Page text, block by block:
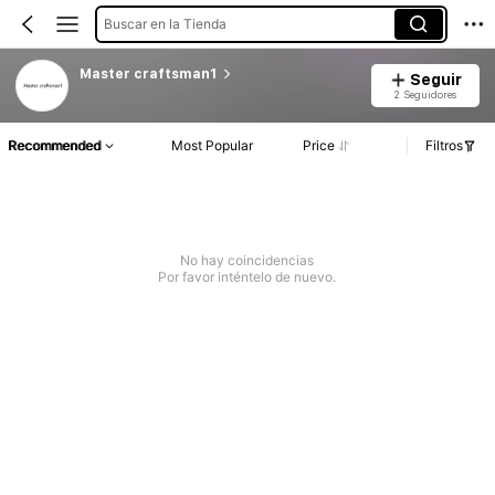
Buscar en la Tienda
Master craftsman1 Seguir
2 Seguidores
Recommended Most Popular Price Filtros
No hay coincidencias
Por favor inténtelo de nuevo.